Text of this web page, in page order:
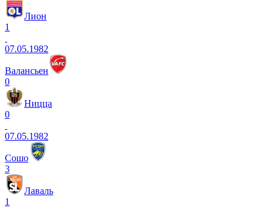
Лион
1
07.05.1982
Валансьен
0
Ницца
0
07.05.1982
Сошо
3
Лаваль
1